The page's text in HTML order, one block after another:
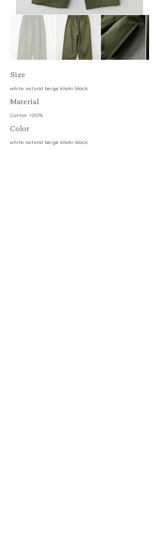
​Size
white natural beige khaki black
​Material
Cotton 100%
Color
white natural beige khaki black